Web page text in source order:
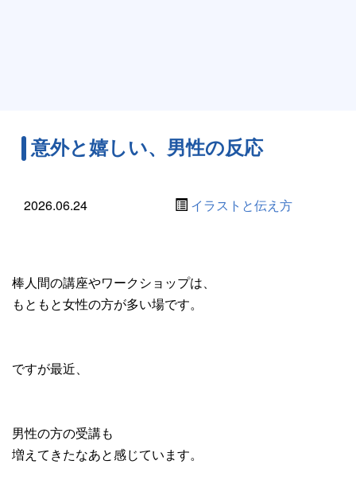
意外と嬉しい、男性の反応
2026.06.24 イラストと伝え方
棒人間の講座やワークショップは、
もともと女性の方が多い場です。
ですが最近、
男性の方の受講も
増えてきたなあと感じています。